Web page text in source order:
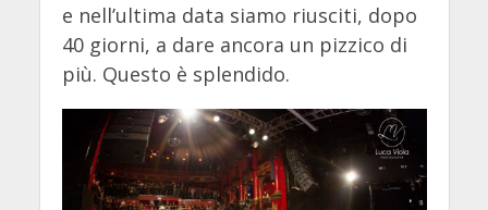
e nell’ultima data siamo riusciti, dopo
40 giorni, a dare ancora un pizzico di
più. Questo è splendido.